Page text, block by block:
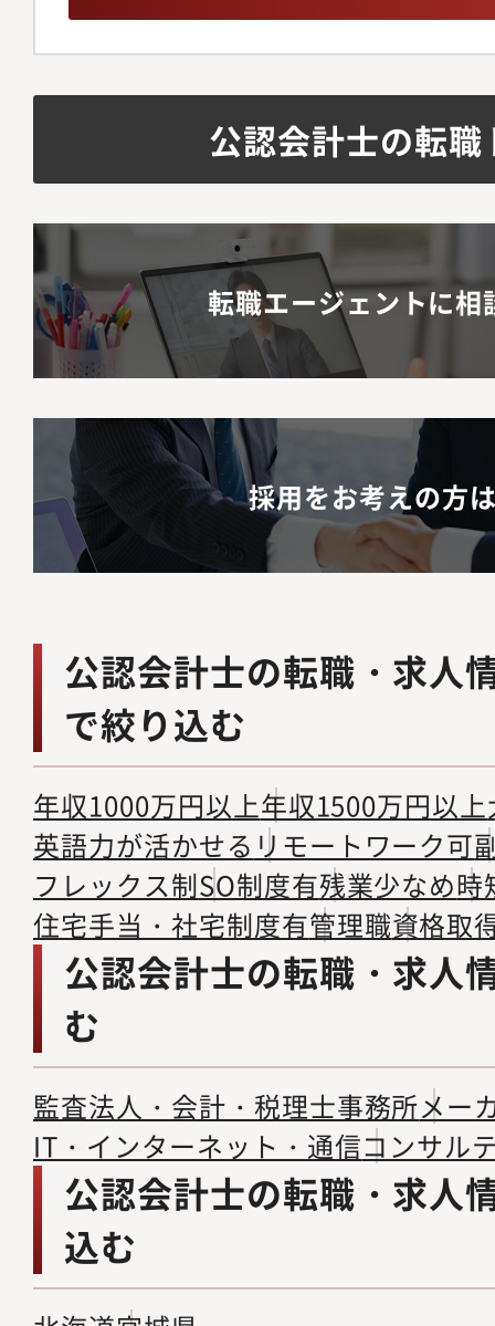
公認会計士の転
転職エージェントに相
採用をお考えの方
公認会計士の転職・求人
で絞り込む
年収1000万円以上年収1500万円以上
英語力が活かせる リモートワーク可
フレックス制SO制度有残業少なめ時
住宅手当・社宅制度有管理職資格取
公認会計士の転職・求人
む
監査法人・会計・税理士事務所メー
IT・インターネット・通信コンサル
公認会計士の転職・求人
込む